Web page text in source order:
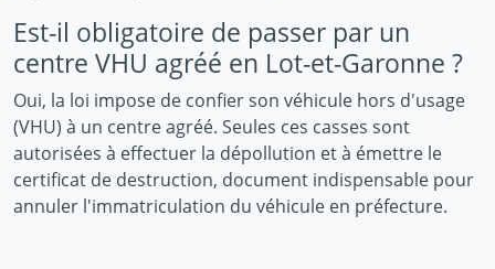
Est-il obligatoire de passer par un
centre VHU agréé en Lot-et-Garonne ?
Oui, la loi impose de confier son véhicule hors d'usage
(VHU) à un centre agréé. Seules ces casses sont
autorisées à effectuer la dépollution et à émettre le
certificat de destruction, document indispensable pour
annuler l'immatriculation du véhicule en préfecture.